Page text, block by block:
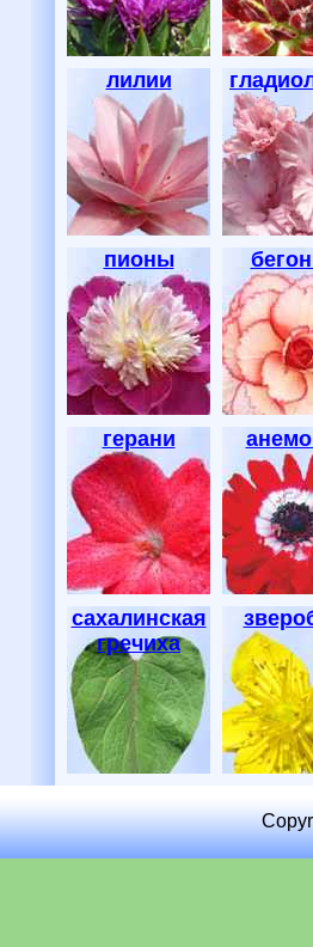
лилии
пионы
герани
сахалинская
гречиха